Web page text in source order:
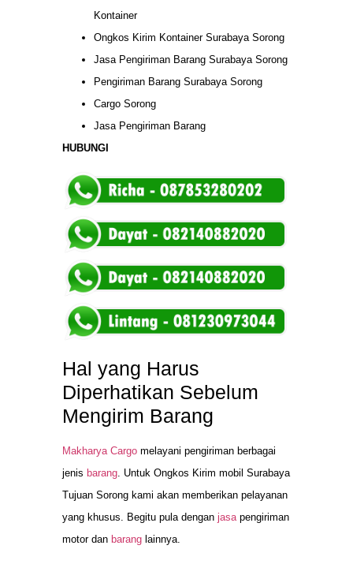
Kontainer
Ongkos Kirim Kontainer Surabaya Sorong
Jasa Pengiriman Barang Surabaya Sorong
Pengiriman Barang Surabaya Sorong
Cargo Sorong
Jasa Pengiriman Barang
HUBUNGI
Hal yang Harus
Diperhatikan Sebelum
Mengirim Barang
Makharya Cargo melayani pengiriman berbagai
jenis barang . Untuk Ongkos Kirim mobil Surabaya
Tujuan Sorong kami akan memberikan pelayanan
yang khusus. Begitu pula dengan jasa pengiriman
motor dan barang lainnya.